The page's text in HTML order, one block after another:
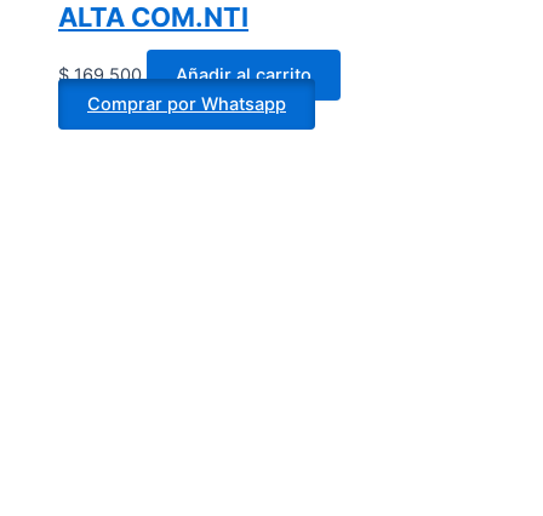
ALTA COM.NTI
$169.500
Añadir al carrito
Comprar por Whatsapp